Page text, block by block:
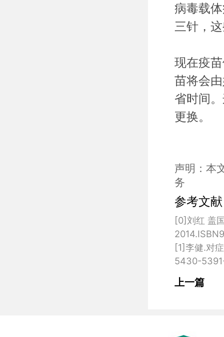
病毒载
三针，
现在疫
苗将会
省时间
更换。
声明：本
务
参考文
[0]刘红 盖
[1]李健.对
上一篇